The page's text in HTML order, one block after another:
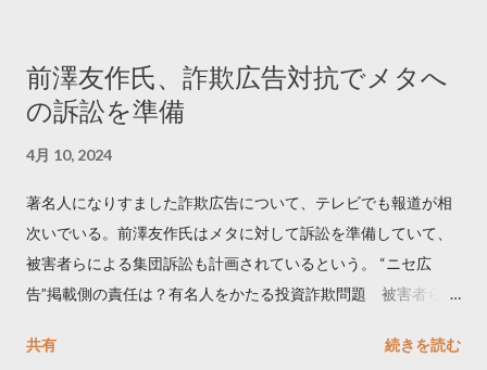
トするのか？ https://marketing.twitter.com/ja/insights/kakusan
前澤友作氏、詐欺広告対抗でメタへ
の訴訟を準備
4月 10, 2024
著名人になりすました詐欺広告について、テレビでも報道が相
次いでいる。前澤友作氏はメタに対して訴訟を準備していて、
被害者らによる集団訴訟も計画されているという。 “ニセ広
告”掲載側の責任は？有名人をかたる投資詐欺問題 被害者らが
https://newsdig.tbs.co.jp/articles/-/1091835 なぜなくならな
共有 続きを読む